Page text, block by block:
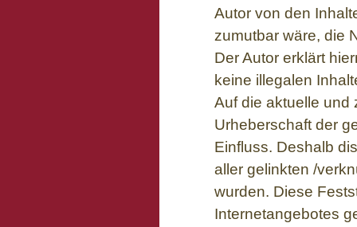
Autor von den
zumutbar wäre, die
Der Autor erklärt
keine illegalen
Auf die aktuelle und
Urheberschaft der
Einfluss. Deshalb
aller gelinkten /
wurden. Diese
Internetangebotes